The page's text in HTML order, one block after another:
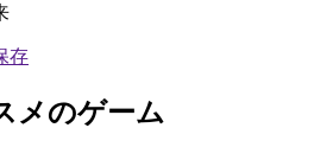
メのゲーム